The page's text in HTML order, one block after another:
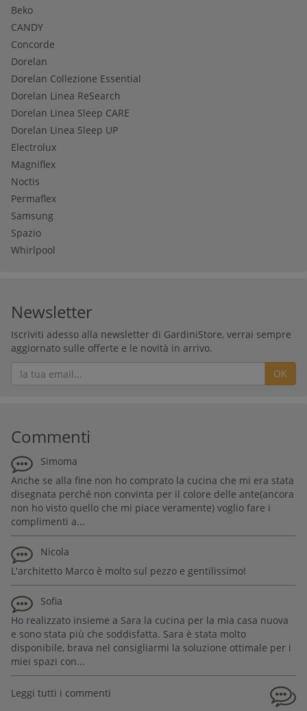
Beko
CANDY
Concorde
Dorelan
Dorelan Collezione Essential
Dorelan Linea ReSearch
Dorelan Linea Sleep CARE
Dorelan Linea Sleep UP
Electrolux
Magniflex
Noctis
Permaflex
Samsung
Spazio
Whirlpool
Newsletter
Iscriviti adesso alla newsletter di GardiniStore, verrai sempre
aggiornato sulle offerte e le novità in arrivo.
OK
Commenti
Simoma
Anche se alla fine non ho comprato la cucina che mi era stata
disegnata perché non convinta per il colore delle ante(ancora
non ho visto quello che mi piace veramente) voglio fare i
complimenti a...
Nicola
L'architetto Marco è molto sul pezzo e gentilissimo!
Sofia
Ho realizzato insieme a Sara la cucina per la mia casa nuova
e sono stata più che soddisfatta. Sara è stata molto
disponibile, brava nel consigliarmi la soluzione ottimale per i
miei spazi con...
Leggi tutti i commenti